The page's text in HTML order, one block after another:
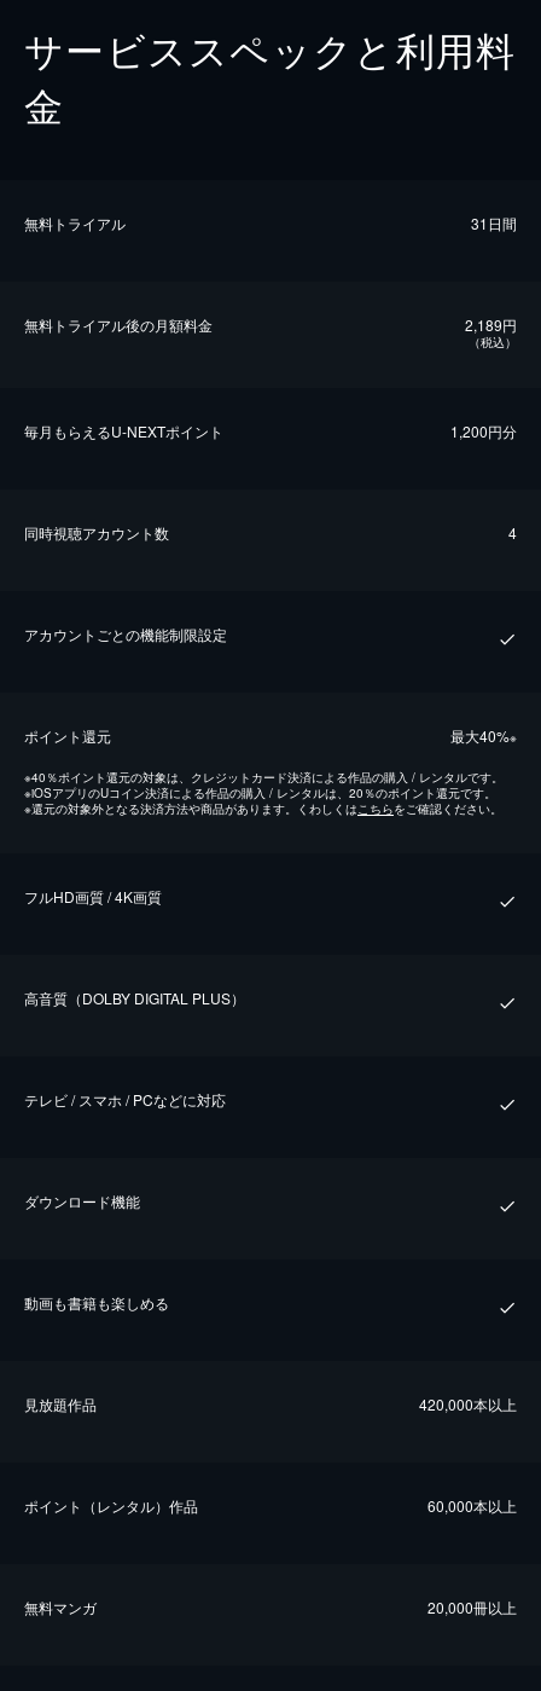
サービススペックと利用料
金
無料トライアル 31日間
無料トライアル後の⽉額料金 2,189円
（税込）
毎⽉もらえるU-NEXTポイント 1,200円分
同時視聴アカウント数 4
アカウントごとの機能制限設定
ポイント還元 最⼤40%※
※40％ポイント還元の対象は、クレジットカード決済による作品の購入 / レンタルです。
※iOSアプリのUコイン決済による作品の購入 / レンタルは、20％のポイント還元です。
※還元の対象外となる決済方法や商品があります。くわしくは こちらをご確認ください。
フルHD画質 / 4K画質
⾼⾳質（DOLBY DIGITAL PLUS）
テレビ / スマホ / PCなどに対応
ダウンロード機能
動画も書籍も楽しめる
⾒放題作品 420,000本以上
ポイント（レンタル）作品 60,000本以上
無料マンガ 20,000冊以上